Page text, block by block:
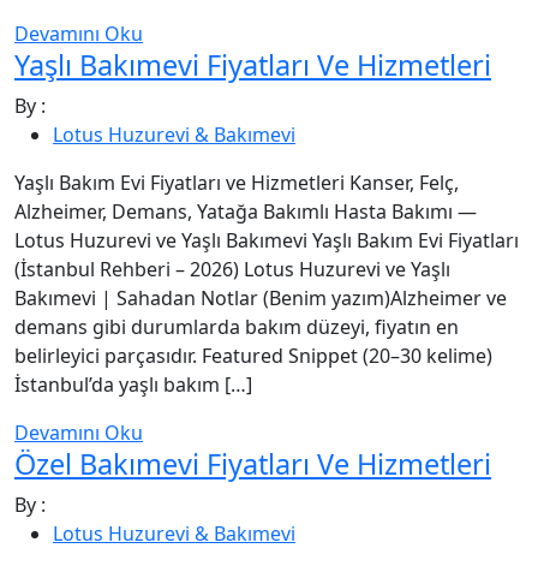
Devamını Oku
Yaşlı Bakımevi Fiyatları Ve Hizmetleri
By :
Lotus Huzurevi & Bakımevi
Yaşlı Bakım Evi Fiyatları ve Hizmetleri Kanser, Felç,
Alzheimer, Demans, Yatağa Bakımlı Hasta Bakımı —
Lotus Huzurevi ve Yaşlı Bakımevi Yaşlı Bakım Evi Fiyatları
(İstanbul Rehberi – 2026) Lotus Huzurevi ve Yaşlı
Bakımevi | Sahadan Notlar (Benim yazım)Alzheimer ve
demans gibi durumlarda bakım düzeyi, fiyatın en
belirleyici parçasıdır. Featured Snippet (20–30 kelime)
İstanbul’da yaşlı bakım […]
Devamını Oku
Özel Bakımevi Fiyatları Ve Hizmetleri
By :
Lotus Huzurevi & Bakımevi